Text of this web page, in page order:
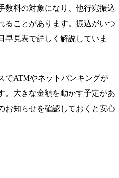
数料の対象になり、他行宛振込
ることがあります。振込がいつ
早見表で詳しく解説していま
でATMやネットバンキングが
。大きな金額を動かす予定があ
お知らせを確認しておくと安心